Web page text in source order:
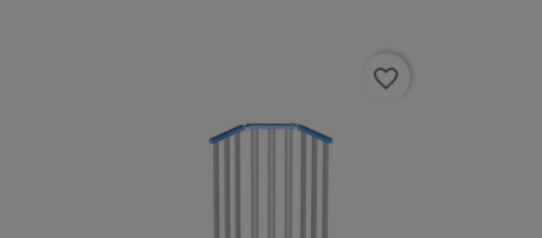
favorite_border